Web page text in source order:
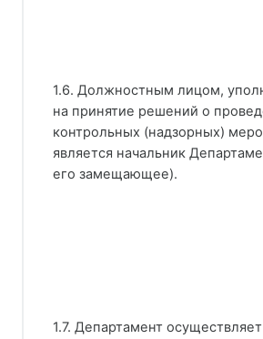
1.6. Должностным лицом,
на принятие решений о
контрольных (надзорных)
является начальник
его замещающее).
1.7. Департамент осуществляет